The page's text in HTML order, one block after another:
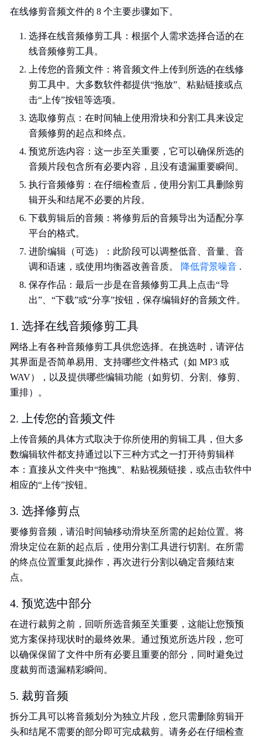
在线修剪音频文件的 8 个主要步骤如下。
选择在线音频修剪工具：根据个人需求选择合适的在
线音频修剪工具。
上传您的音频文件：将音频文件上传到所选的在线修
剪工具中。大多数软件都提供“拖放”、粘贴链接或点
击“上传”按钮等选项。
选取修剪点：在时间轴上使用滑块和分割工具来设定
音频修剪的起点和终点。
预览所选内容：这一步至关重要，它可以确保所选的
音频片段包含所有必要内容，且没有遗漏重要瞬间。
执行音频修剪：在仔细检查后，使用分割工具删除剪
辑开头和结尾不必要的片段。
下载剪辑后的音频：将修剪后的音频导出为适配分享
平台的格式。
进阶编辑（可选）：此阶段可以调整低音、音量、音
调和语速，或使用均衡器改善音质。
降低背景噪音 .
保存作品：最后一步是在音频修剪工具上点击“导
出”、“下载”或“分享”按钮，保存编辑好的音频文件。
1. 选择在线音频修剪工具
网络上有各种音频修剪工具供您选择。在挑选时，请评估
其界面是否简单易用、支持哪些文件格式（如 MP3 或
WAV），以及提供哪些编辑功能（如剪切、分割、修剪、
重排）。
2. 上传您的音频文件
上传音频的具体方式取决于你所使用的剪辑工具，但大多
数编辑软件都支持通过以下三种方式之一打开待剪辑样
本：直接从文件夹中“拖拽”、粘贴视频链接，或点击软件中
相应的“上传”按钮。
3. 选择修剪点
要修剪音频，请沿时间轴移动滑块至所需的起始位置。将
滑块定位在新的起点后，使用分割工具进行切割。在所需
的终点位置重复此操作，再次进行分割以确定音频结束
点。
4. 预览选中部分
在进行裁剪之前，回听所选音频至关重要，这能让您预预
览方案保持现状时的最终效果。通过预览所选片段，您可
以确保保留了文件中所有必要且重要的部分，同时避免过
度裁剪而遗漏精彩瞬间。
5. 裁剪音频
拆分工具可以将音频划分为独立片段，您只需删除剪辑开
头和结尾不需要的部分即可完成裁剪。请务必在仔细检查